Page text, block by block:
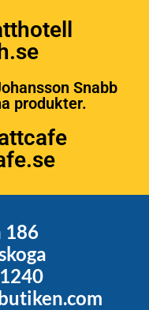
Snabb
produkter.
186